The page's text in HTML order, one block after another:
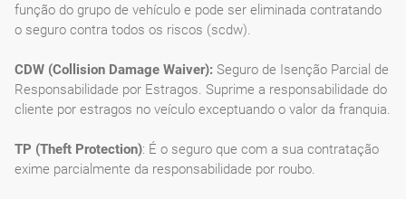
função do grupo de vehículo e pode ser eliminada contratando
o seguro contra todos os riscos (scdw).
CDW (Collision Damage Waiver): Seguro de Isenção Parcial de
Responsabilidade por Estragos. Suprime a responsabilidade do
cliente por estragos no veículo exceptuando o valor da franquia.
TP (Theft Protection): É o seguro que com a sua contratação
exime parcialmente da responsabilidade por roubo.